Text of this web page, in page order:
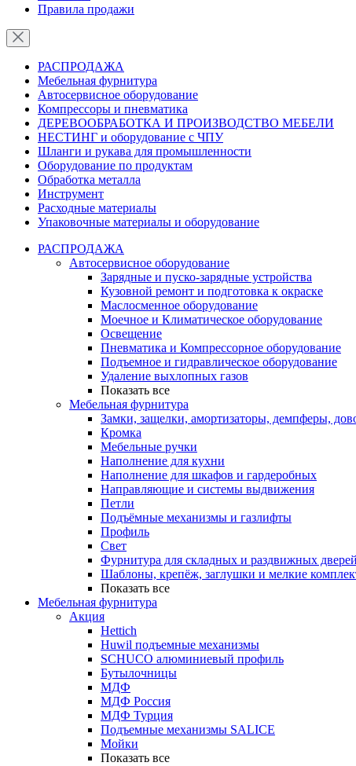
Правила продажи
РАСПРОДАЖА
Мебельная фурнитура
Автосервисное оборудование
Компрессоры и пневматика
ДЕРЕВООБРАБОТКА И ПРОИЗВОДСТВО МЕБЕЛИ
НЕСТИНГ и оборудование с ЧПУ
Шланги и рукава для промышленности
Оборудование по продуктам
Обработка металла
Инструмент
Расходные материалы
Упаковочные материалы и оборудование
РАСПРОДАЖА
Автосервисное оборудование
Зарядные и пуско-зарядные устройства
Кузовной ремонт и подготовка к окраске
Маслосменное оборудование
Моечное и Климатическое оборудование
Освещение
Пневматика и Компрессорное оборудование
Подъемное и гидравлическое оборудование
Удаление выхлопных газов
Показать все
Мебельная фурнитура
Замки, защелки, амортизаторы, демпферы,
Кромка
Мебельные ручки
Наполнение для кухни
Наполнение для шкафов и гардеробных
Направляющие и системы выдвижения
Петли
Подъёмные механизмы и газлифты
Профиль
Свет
Фурнитура для складных и раздвижных дверей
Шаблоны, крепёж, заглушки и мелкие
Показать все
Мебельная фурнитура
Акция
Hettich
Huwil подъемные механизмы
SCHUCO алюминиевый профиль
Бутылочницы
МДФ
МДФ Россия
МДФ Турция
Подъемные механизмы SALICE
Мойки
Показать все